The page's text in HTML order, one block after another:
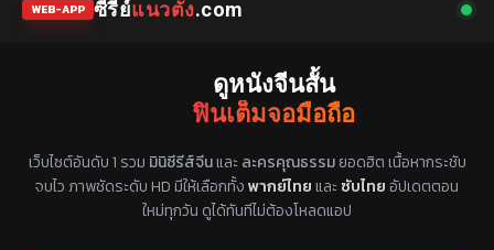
WEB-APP ซีรี่ย์แนวตั้ง.com
ดูหนังจีนสั้น
ฟินเต็มจอมือถือ
เว็บไซต์อันดับ 1 รวม มินิซีรีส์จีนและ ละครคุณธรรมยอดฮิต เนื้อหากระชับ
จบไว ภาพชัดระดับ HD มีให้เลือกทั้งพากย์ไทยและ ซับไทยอัปเดตตอน
ใหม่ทุกวัน ดูได้ทันทีไม่ต้องโหลดแอป